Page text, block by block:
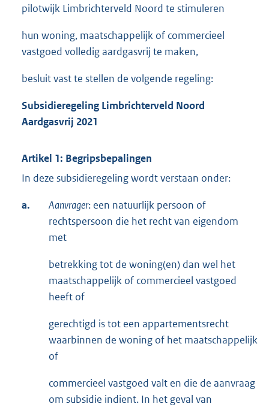
pilotwijk Limbrichterveld Noord te stimuleren
hun woning, maatschappelijk of commercieel
vastgoed volledig aardgasvrij te maken,
besluit vast te stellen de volgende regeling:
Subsidieregeling Limbrichterveld Noord
Aardgasvrij 2021
Artikel 1: Begripsbepalingen
In deze subsidieregeling wordt verstaan onder:
a. Aanvrager: een natuurlijk persoon of
rechtspersoon die het recht van eigendom
met
betrekking tot de woning(en) dan wel het
maatschappelijk of commercieel vastgoed
heeft of
gerechtigd is tot een appartementsrecht
waarbinnen de woning of het maatschappelijk
of
commercieel vastgoed valt en die de aanvraag
om subsidie indient. In het geval van